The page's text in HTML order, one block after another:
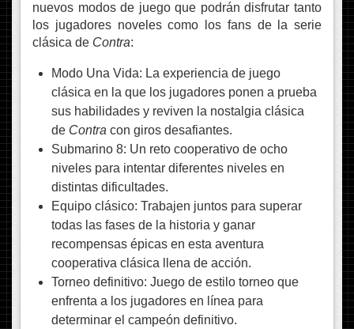
nuevos modos de juego que podrán disfrutar tanto
los jugadores noveles como los fans de la serie
clásica de Contra:
Modo Una Vida: La experiencia de juego
clásica en la que los jugadores ponen a prueba
sus habilidades y reviven la nostalgia clásica
de Contra con giros desafiantes.
Submarino 8: Un reto cooperativo de ocho
niveles para intentar diferentes niveles en
distintas dificultades.
Equipo clásico: Trabajen juntos para superar
todas las fases de la historia y ganar
recompensas épicas en esta aventura
cooperativa clásica llena de acción.
Torneo definitivo: Juego de estilo torneo que
enfrenta a los jugadores en línea para
determinar el campeón definitivo.